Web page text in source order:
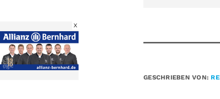
GESCHRIEBEN VON:
X